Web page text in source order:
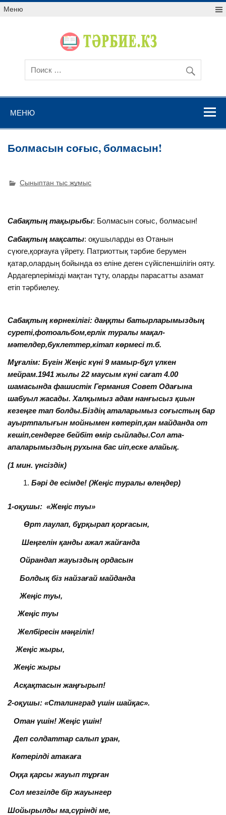
Меню
МЕНЮ
Болмасын соғыс, болмасын!
Сыныптан тыс жұмыс
Сабақтың тақырыбы: Болмасын соғыс, болмасын!
Сабақтың мақсаты: оқушыларды өз Отанын
сүюге,қорғауға үйрету. Патриоттық тәрбие берумен
қатар,олардың бойында өз еліне деген сүйіспеншілігін ояту.
Ардагерлерімізді мақтан тұту, оларды парасатты азамат
етіп тәрбиелеу.
Сабақтың көрнекілігі: даңқты батырларымыздың
суреті,фотоальбом,ерлік туралы мақал-
мәтелдер,буклеттер,кітап көрмесі т.б.
Мұғалім: Бүгін Жеңіс күні 9 мамыр-бұл үлкен
мейрам.1941 жылы 22 маусым күні сағат 4.00
шамасында фашистік Германия Совет Одағына
шабуыл жасады. Халқымыз адам нанғысыз қиын
кезеңге тап болды.Біздің аталарымыз соғыстың бар
ауыртпалығын мойнымен көтеріп,қан майданда от
кешіп,сендерге бейбіт өмір сыйлады.Сол ата-
апаларымыздың рухына бас иіп,еске алайық.
(1 мин. үнсіздік)
Бәрі де есімде! (Жеңіс туралы өлеңдер)
1-оқушы: «Жеңіс туы»
Өрт лаулап, бұрқырап қорғасын,
Шеңгелін қанды ажал жайғанда
Ойрандап жауыздың ордасын
Болдық біз найзағай майданда
Жеңіс туы,
Жеңіс туы
Желбіресін мәңгілік!
Жеңіс жыры,
Жеңіс жыры
Асқақтасын жаңғырып!
2-оқушы: «Сталинград үшін шайқас».
Отан үшін! Жеңіс үшін!
Деп солдаттар салып ұран,
Көтерілді атакаға
Оққа қарсы жауып тұрған
Сол мезгілде бір жауынгер
Шойырылды ма,сүрінді ме,